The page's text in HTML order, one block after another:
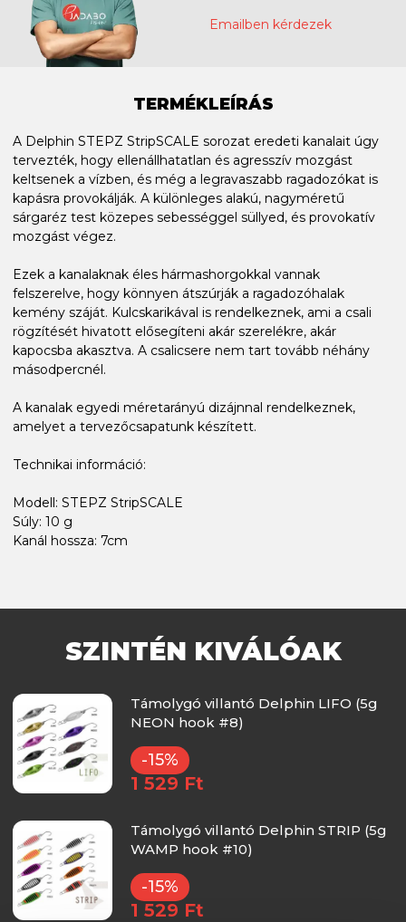
Emailben kérdezek
TERMÉKLEÍRÁS
A Delphin STEPZ StripSCALE sorozat eredeti kanalait úgy
tervezték, hogy ellenállhatatlan és agresszív mozgást
keltsenek a vízben, és még a legravaszabb ragadozókat is
kapásra provokálják. A különleges alakú, nagyméretű
sárgaréz test közepes sebességgel süllyed, és provokatív
mozgást végez.
Ezek a kanalaknak éles hármashorgokkal vannak
felszerelve, hogy könnyen átszúrják a ragadozóhalak
kemény száját. Kulcskarikával is rendelkeznek, ami a csali
rögzítését hivatott elősegíteni akár szerelékre, akár
kapocsba akasztva. A csalicsere nem tart tovább néhány
másodpercnél.
A kanalak egyedi méretarányú dizájnnal rendelkeznek,
amelyet a tervezőcsapatunk készített.
Technikai információ:
Modell: STEPZ StripSCALE
Súly: 10 g
Kanál hossza: 7cm
SZINTÉN KIVÁLÓAK
Támolygó villantó Delphin LIFO (5g
NEON hook #8)
-15%
1 529 Ft
Támolygó villantó Delphin STRIP (5g
WAMP hook #10)
-15%
1 529 Ft